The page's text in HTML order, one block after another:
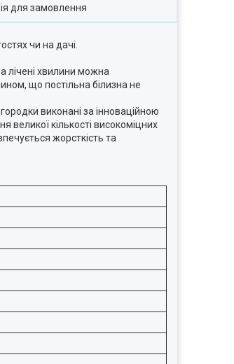
для замовлення
чи на дачі.
лічені хвилини можна
що постільна білизна не
виконані за інноваційною
великої кількості високоміцних
жорсткість та